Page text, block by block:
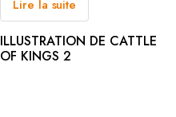
Lire la suite
ILLUSTRATION DE CATTLE
OF KINGS 2